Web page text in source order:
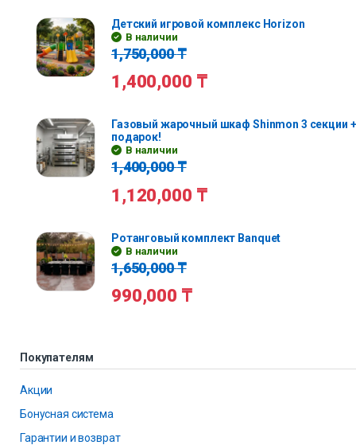
Детский игровой комплекс Horizon
В наличии
1,750,000₸
1,400,000 ₸
Газовый жарочный шкаф Shinmon 3 секции
подарок!
В наличии
1,400,000₸
1,120,000 ₸
Ротанговый комплект Banquet
В наличии
1,650,000₸
990,000 ₸
Покупателям
Акции
Бонусная система
Гарантии и возврат